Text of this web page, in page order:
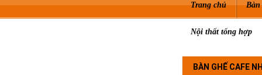
Trang chủ Bàn
Nội thất tổng hợp
BÀN GHẾ CAFE